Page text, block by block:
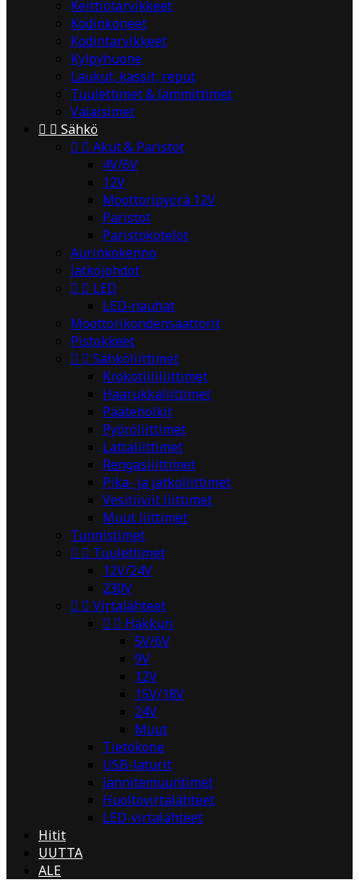
Keittiötarvikkeet
Kodinkoneet
Kodintarvikkeet
Kylpyhuone
Laukut, kassit, reput
Tuulettimet & lämmittimet
Valaisimet
  Sähkö
  Akut & Paristot
4V/6V
12V
Moottoripyörä 12V
Paristot
Paristokotelot
Aurinkokenno
Jatkojohdot
  LED
LED-nauhat
Moottorikondensaattorit
Pistokkeet
  Sähköliittimet
Krokotiililiittimet
Haarukkaliittimet
Pääteholkit
Pyöröliittimet
Lattaliittimet
Rengasliittimet
Pika- ja jatkoliittimet
Vesitiiviit liittimet
Muut liittimet
Tunnistimet
  Tuulettimet
12V/24V
230V
  Virtalähteet
  Hakkuri
5V/6V
9V
12V
15V/18V
24V
Muut
Tietokone
USB-laturit
Jännitemuuntimet
Huoltovirtalähteet
LED-virtalähteet
Hitit
UUTTA
ALE